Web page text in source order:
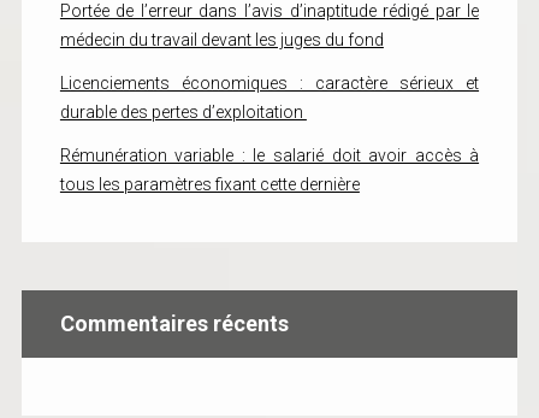
Portée de l’erreur dans l’avis d’inaptitude rédigé par le
médecin du travail devant les juges du fond
Licenciements économiques : caractère sérieux et
durable des pertes d’exploitation
Rémunération variable : le salarié doit avoir accès à
tous les paramètres fixant cette dernière
Commentaires récents